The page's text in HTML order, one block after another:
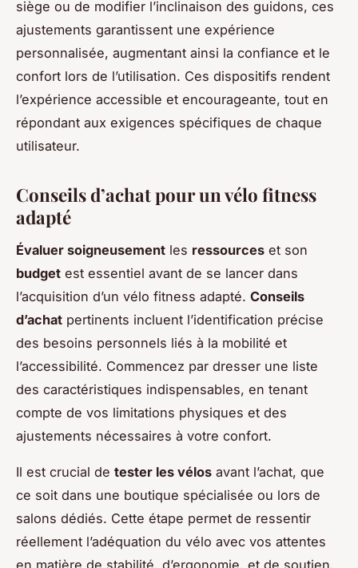
siège ou de modifier l’inclinaison des guidons, ces
ajustements garantissent une expérience
personnalisée, augmentant ainsi la confiance et le
confort lors de l’utilisation. Ces dispositifs rendent
l’expérience accessible et encourageante, tout en
répondant aux exigences spécifiques de chaque
utilisateur.
Conseils d’achat pour un vélo fitness
adapté
Évaluer soigneusement les ressources et son
budget est essentiel avant de se lancer dans
l’acquisition d’un vélo fitness adapté. Conseils
d’achat pertinents incluent l’identification précise
des besoins personnels liés à la mobilité et
l’accessibilité. Commencez par dresser une liste
des caractéristiques indispensables, en tenant
compte de vos limitations physiques et des
ajustements nécessaires à votre confort.
Il est crucial de tester les vélos avant l’achat, que
ce soit dans une boutique spécialisée ou lors de
salons dédiés. Cette étape permet de ressentir
réellement l’adéquation du vélo avec vos attentes
en matière de stabilité, d’ergonomie, et de soutien.